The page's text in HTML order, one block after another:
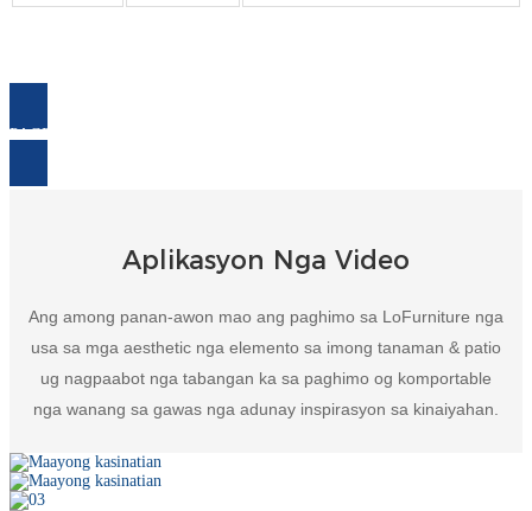
PAGPANGITA KARON
Aplikasyon Nga Video
Ang among panan-awon mao ang paghimo sa LoFurniture nga
usa sa mga aesthetic nga elemento sa imong tanaman & patio
ug nagpaabot nga tabangan ka sa paghimo og komportable
nga wanang sa gawas nga adunay inspirasyon sa kinaiyahan.